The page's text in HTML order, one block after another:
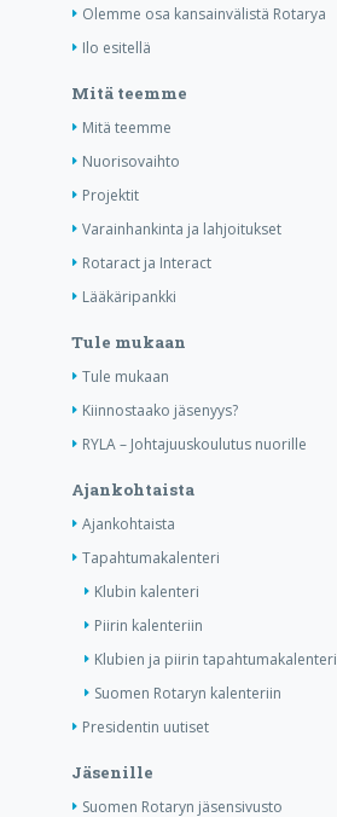
Olemme osa kansainvälistä Rotarya
Ilo esitellä
Mitä teemme
Mitä teemme
Nuorisovaihto
Projektit
Varainhankinta ja lahjoitukset
Rotaract ja Interact
Lääkäripankki
Tule mukaan
Tule mukaan
Kiinnostaako jäsenyys?
RYLA – Johtajuuskoulutus nuorille
Ajankohtaista
Ajankohtaista
Tapahtumakalenteri
Klubin kalenteri
Piirin kalenteriin
Klubien ja piirin tapahtumakalenteri
Suomen Rotaryn kalenteriin
Presidentin uutiset
Jäsenille
Suomen Rotaryn jäsensivusto